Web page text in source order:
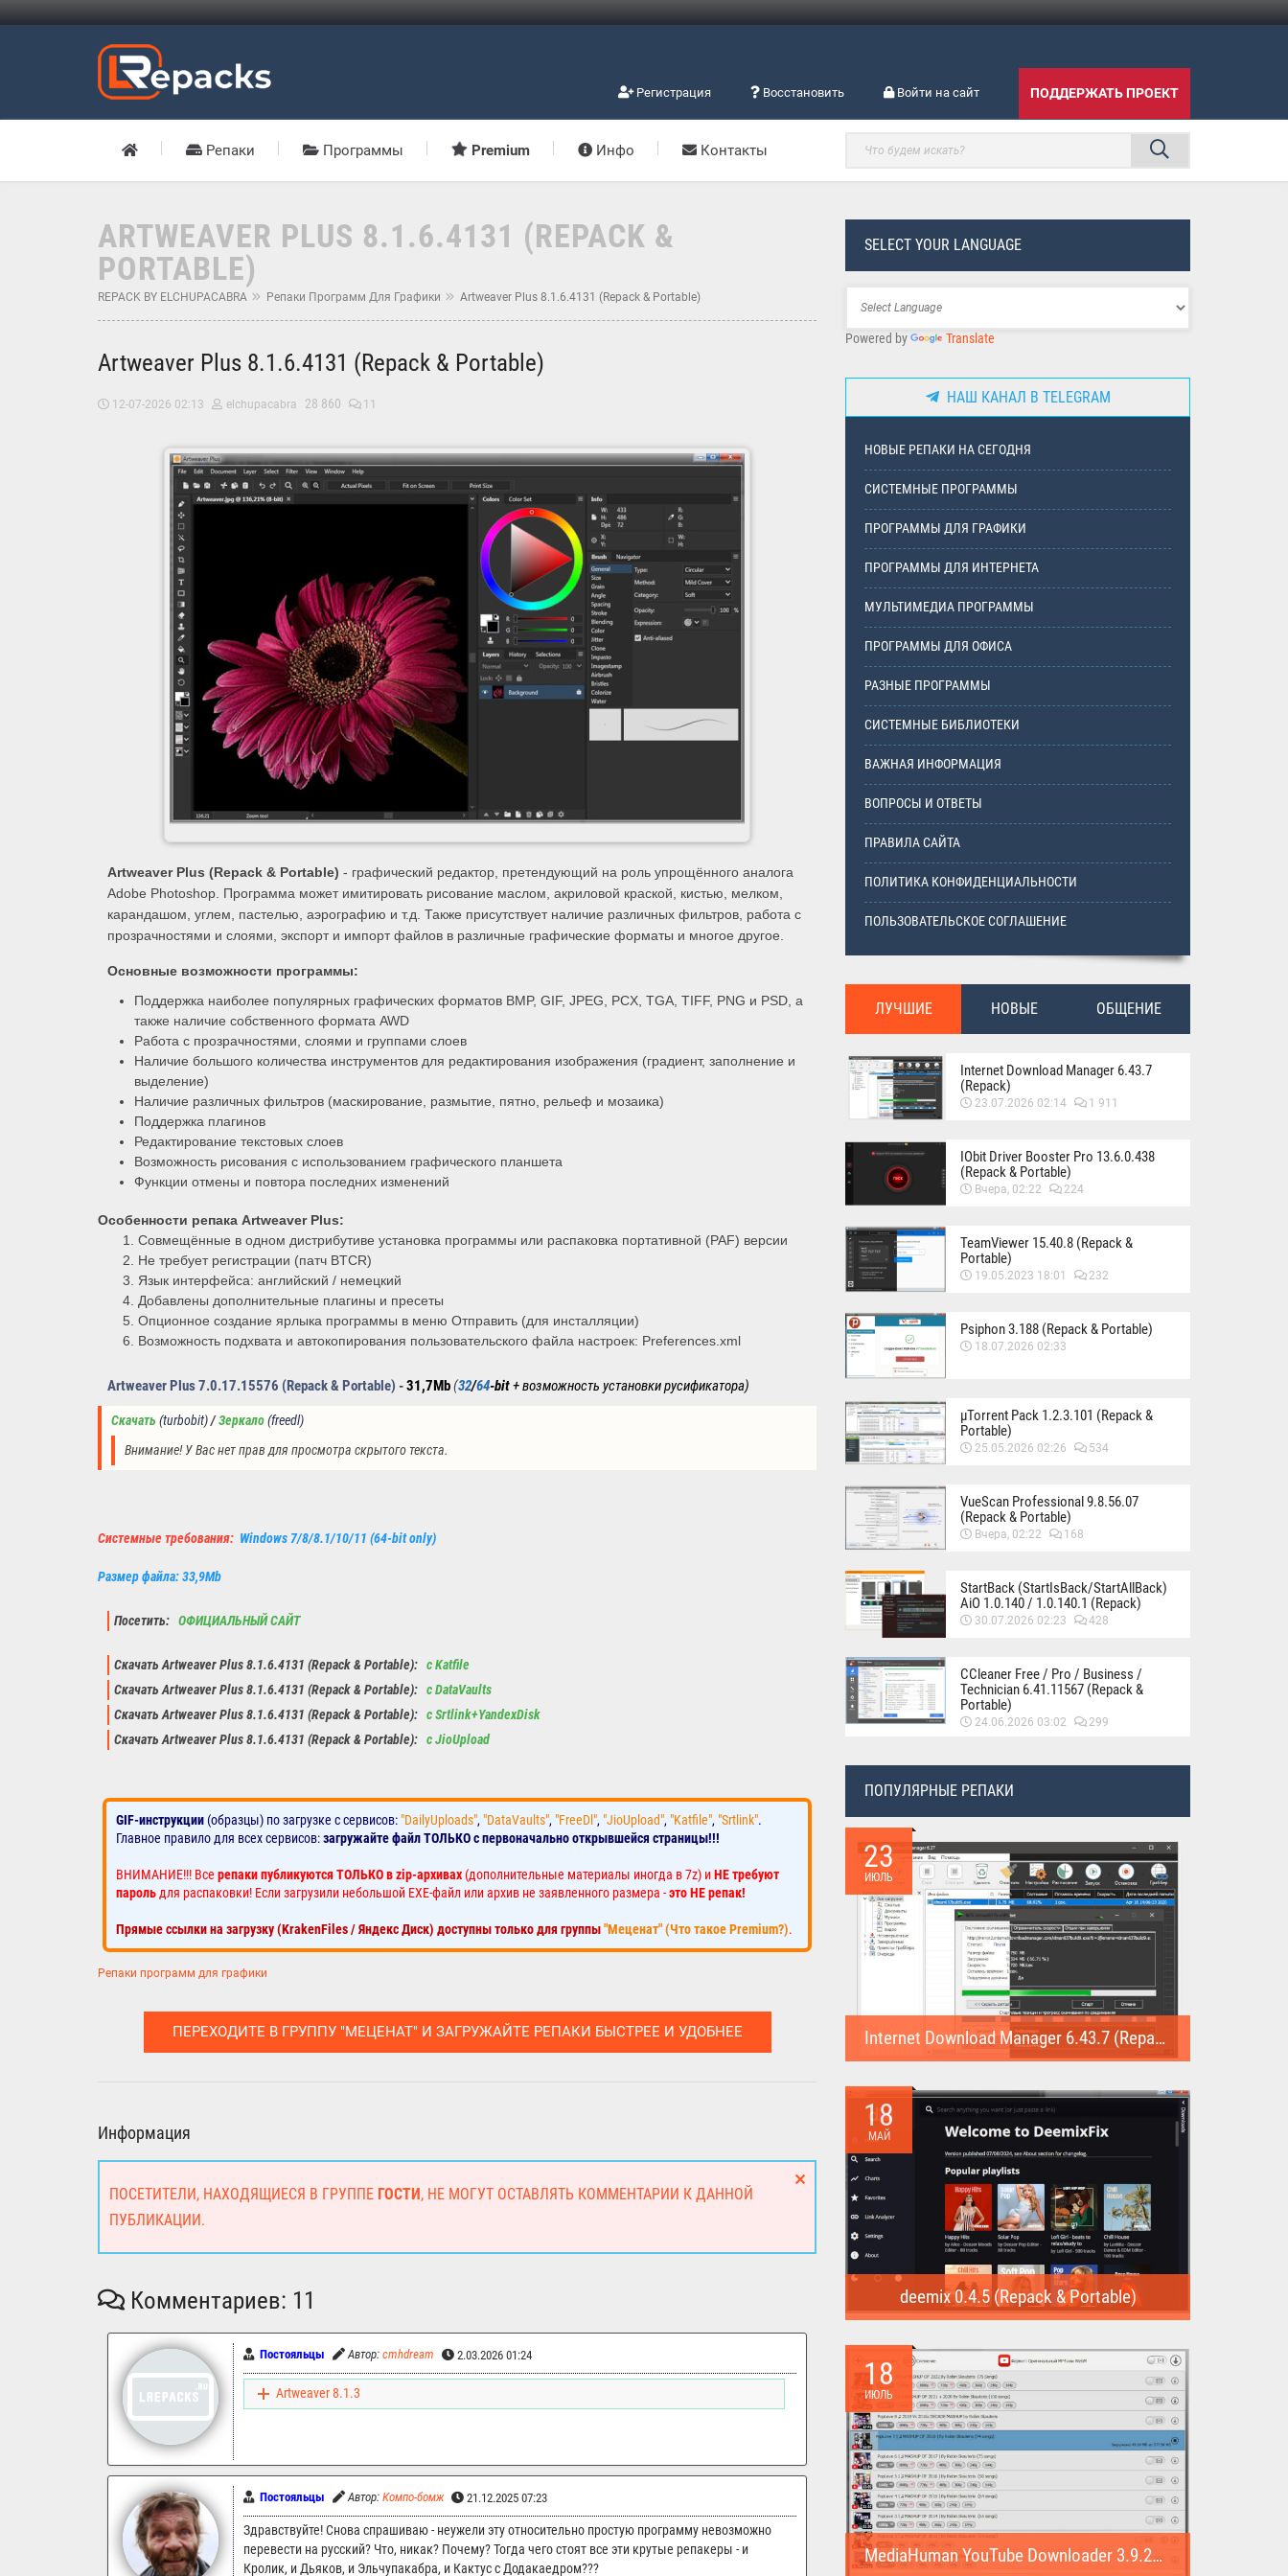
Регистрация Восстановить Войти на сайт ПОДДЕРЖАТЬ ПРОЕКТ
Репаки Программы Premium Инфо Контакты
ARTWEAVER PLUS 8.1.6.4131 (REPACK &
PORTABLE)
REPACK BY ELCHUPACABRA Репаки Программ Для Графики Artweaver Plus 8.1.6.4131 (Repack & Portable)
Artweaver Plus 8.1.6.4131 (Repack & Portable)
12-07-2026 02:13 elchupacabra 28 860 11
Artweaver Plus (Repack & Portable) - графический редактор, претендующий на роль упрощённого аналога
Adobe Photoshop. Программа может имитировать рисование маслом, акриловой краской, кистью, мелком,
карандашом, углем, пастелью, аэрографию и т.д. Также присутствует наличие различных фильтров, работа с
прозрачностями и слоями, экспорт и импорт файлов в различные графические форматы и многое другое.
Основные возможности программы:
Поддержка наиболее популярных графических форматов BMP, GIF, JPEG, PCX, TGA, TIFF, PNG и PSD, а
также наличие собственного формата AWD
Работа с прозрачностями, слоями и группами слоев
Наличие большого количества инструментов для редактирования изображения (градиент, заполнение и
выделение)
Наличие различных фильтров (маскирование, размытие, пятно, рельеф и мозаика)
Поддержка плагинов
Редактирование текстовых слоев
Возможность рисования с использованием графического планшета
Функции отмены и повтора последних изменений
Особенности репака Artweaver Plus:
Совмещённые в одном дистрибутиве установка программы или распаковка портативной (PAF) версии
Не требует регистрации (патч BTCR)
Язык интерфейса: английский / немецкий
Добавлены дополнительные плагины и пресеты
Опционное создание ярлыка программы в меню Отправить (для инсталляции)
Возможность подхвата и автокопирования пользовательского файла настроек: Preferences.xml
Artweaver Plus 7.0.17.15576 (Repack & Portable) -31,7Mb(32/64-bit+ возможность установки русификатора)
Скачать (turbobit)/ Зеркало(freedl)
Внимание! У Вас нет прав для просмотра скрытого текста.
Системные требования: Windows 7/8/8.1/10/11 (64-bit only)
Размер файла: 33,9Mb
Посетить: ОФИЦИАЛЬНЫЙ САЙТ
Скачать Artweaver Plus 8.1.6.4131 (Repack & Portable): с Katfile
Скачать Artweaver Plus 8.1.6.4131 (Repack & Portable): с DataVaults
Скачать Artweaver Plus 8.1.6.4131 (Repack & Portable): с Srtlink+YandexDisk
Скачать Artweaver Plus 8.1.6.4131 (Repack & Portable): с JioUpload
GIF-инструкции (образцы) по загрузке с сервисов: "DailyUploads", "DataVaults", "FreeDl", "JioUpload", "Katfile", "Srtlink".
Главное правило для всех сервисов:загружайте файл ТОЛЬКО с первоначально открывшейся страницы!!!
ВНИМАНИЕ!!! Все репаки публикуются ТОЛЬКО в zip-архивах(дополнительные материалы иногда в 7z) иНЕ требуют
пароль для распаковки! Если загрузили небольшой EXE-файл или архив не заявленного размера -это НЕ репак!
Прямые ссылки на загрузку (KrakenFiles / Яндекс Диск) доступны только для группы"Меценат" (Что такое Premium?).
Репаки программ для графики
ПЕРЕХОДИТЕ В ГРУППУ "МЕЦЕНАТ" И ЗАГРУЖАЙТЕ РЕПАКИ БЫСТРЕЕ И УДОБНЕЕ
Информация
ПОСЕТИТЕЛИ, НАХОДЯЩИЕСЯ В ГРУППЕ ГОСТИ, НЕ МОГУТ ОСТАВЛЯТЬ КОММЕНТАРИИ К ДАННОЙ
ПУБЛИКАЦИИ.
Комментариев: 11
Постояльцы Автор: cmhdream 2.03.2026 01:24
Artweaver 8.1.3
Постояльцы Автор: Компо-бомж 21.12.2025 07:23
Здравствуйте! Снова спрашиваю - неужели эту относительно простую программу невозможно
перевести на русский? Что, никак? Почему? Тогда чего стоят все эти крутые репакеры - и
Кролик, и Дьяков, и Эльчупакабра, и Кактус с Додакаедром???
SELECT YOUR LANGUAGE
Powered by Translate
НАШ КАНАЛ В TELEGRAM
НОВЫЕ РЕПАКИ НА СЕГОДНЯ
СИСТЕМНЫЕ ПРОГРАММЫ
ПРОГРАММЫ ДЛЯ ГРАФИКИ
ПРОГРАММЫ ДЛЯ ИНТЕРНЕТА
МУЛЬТИМЕДИА ПРОГРАММЫ
ПРОГРАММЫ ДЛЯ ОФИСА
РАЗНЫЕ ПРОГРАММЫ
СИСТЕМНЫЕ БИБЛИОТЕКИ
ВАЖНАЯ ИНФОРМАЦИЯ
ВОПРОСЫ И ОТВЕТЫ
ПРАВИЛА САЙТА
ПОЛИТИКА КОНФИДЕНЦИАЛЬНОСТИ
ПОЛЬЗОВАТЕЛЬСКОЕ СОГЛАШЕНИЕ
ЛУЧШИЕ НОВЫЕ ОБЩЕНИЕ
Internet Download Manager 6.43.7
(Repack)
23.07.2026 02:14 1 911
IObit Driver Booster Pro 13.6.0.438
(Repack & Portable)
Вчера, 02:22 224
TeamViewer 15.40.8 (Repack &
Portable)
19.05.2023 18:01 232
Psiphon 3.188 (Repack & Portable)
18.07.2026 02:33
µTorrent Pack 1.2.3.101 (Repack &
Portable)
25.05.2026 02:26 534
VueScan Professional 9.8.56.07
(Repack & Portable)
Вчера, 02:22 168
StartBack (StartIsBack/StartAllBack)
AiO 1.0.140 / 1.0.140.1 (Repack)
30.07.2026 02:23 428
CCleaner Free / Pro / Business /
Technician 6.41.11567 (Repack &
Portable)
24.06.2026 03:02 299
ПОПУЛЯРНЫЕ РЕПАКИ
23
ИЮЛЬ
Internet Download Manager 6.43.7 (Repack)
предназначена для...
18
МАЙ
deemix 0.4.5 (Repack & Portable)
скачивать треки...
18
ИЮЛЬ
MediaHuman YouTube Downloader 3.9.22 (1007) (Repack & Portable)